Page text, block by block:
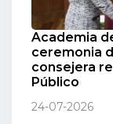
Academia
ceremonia
consejera
Público
24-07-2026